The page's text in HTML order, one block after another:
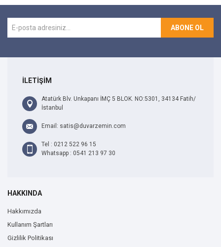
ABONE OL
İLETİŞİM
Atatürk Blv. Unkapanı İMÇ 5 BLOK. NO:5301, 34134 Fatih/
İstanbul
Email: satis@duvarzemin.com
Tel : 0212 522 96 15
Whatsapp : 0541 213 97 30
HAKKINDA
Hakkımızda
Kullanım Şartları
Gizlilik Politikası